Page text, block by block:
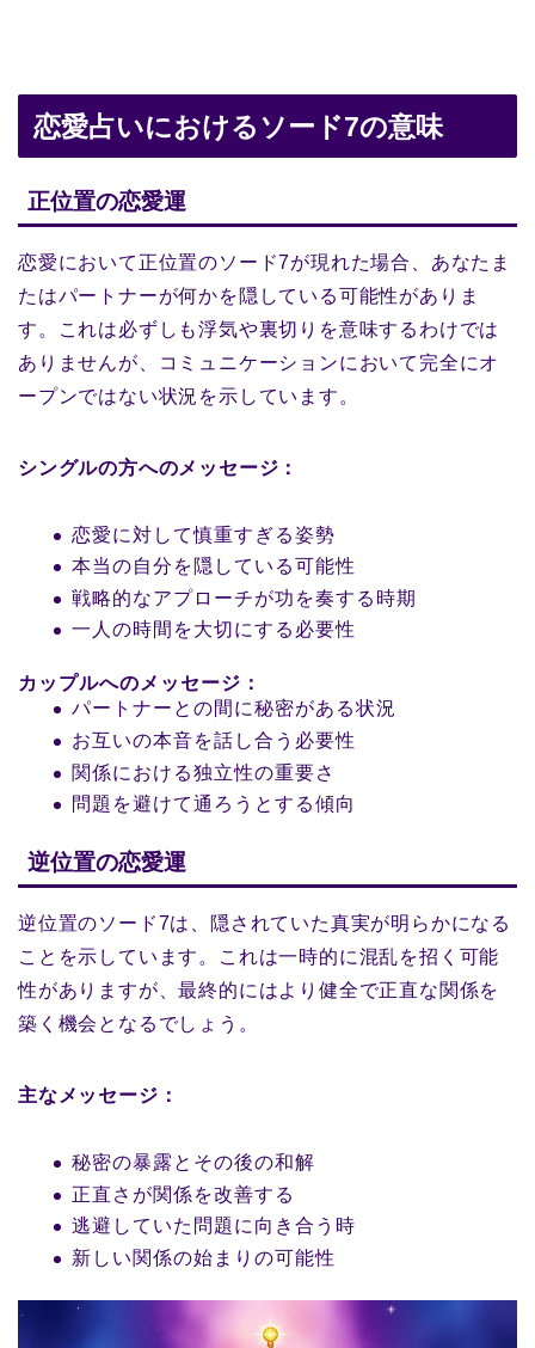
恋愛占いにおけるソード7の意味
正位置の恋愛運
恋愛において正位置のソード7が現れた場合、あなたま
たはパートナーが何かを隠している可能性がありま
す。これは必ずしも浮気や裏切りを意味するわけでは
ありませんが、コミュニケーションにおいて完全にオ
ープンではない状況を示しています。
シングルの方へのメッセージ：
恋愛に対して慎重すぎる姿勢
本当の自分を隠している可能性
戦略的なアプローチが功を奏する時期
一人の時間を大切にする必要性
カップルへのメッセージ：
パートナーとの間に秘密がある状況
お互いの本音を話し合う必要性
関係における独立性の重要さ
問題を避けて通ろうとする傾向
逆位置の恋愛運
逆位置のソード7は、隠されていた真実が明らかになる
ことを示しています。これは一時的に混乱を招く可能
性がありますが、最終的にはより健全で正直な関係を
築く機会となるでしょう。
主なメッセージ：
秘密の暴露とその後の和解
正直さが関係を改善する
逃避していた問題に向き合う時
新しい関係の始まりの可能性